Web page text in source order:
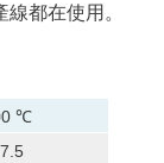
都在使用。
℃